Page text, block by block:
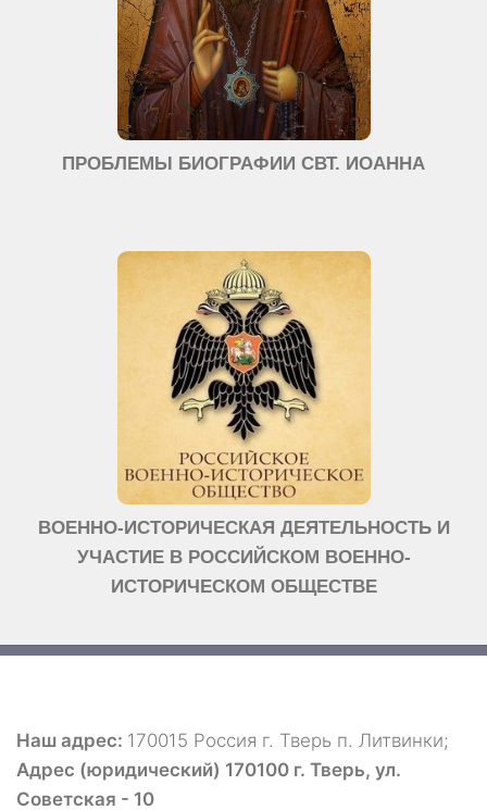
ПРОБЛЕМЫ БИОГРАФИИ СВТ. ИОАННА
ВОЕННО-ИСТОРИЧЕСКАЯ ДЕЯТЕЛЬНОСТЬ И
УЧАСТИЕ В РОССИЙСКОМ ВОЕННО-
ИСТОРИЧЕСКОМ ОБЩЕСТВЕ
Наш адрес: 170015 Россия г. Тверь п. Литвинки;
Адрес (юридический) 170100 г. Тверь, ул.
Советская - 10